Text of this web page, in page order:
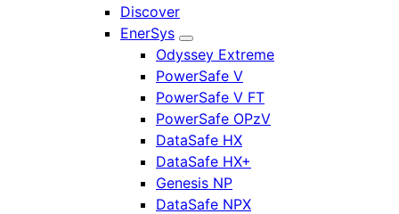
Discover
EnerSys
Odyssey Extreme
PowerSafe V
PowerSafe V FT
PowerSafe OPzV
DataSafe HX
DataSafe HX+
Genesis NP
DataSafe NPX